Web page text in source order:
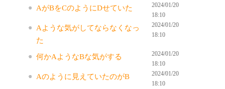
AがBをCのようにDせていた
2024/01/20
18:10
Aような気がしてならなくなっ
た
2024/01/20
18:10
何かAようなBな気がする
2024/01/20
18:10
Aのように見えていたのがB
2024/01/20
18:10